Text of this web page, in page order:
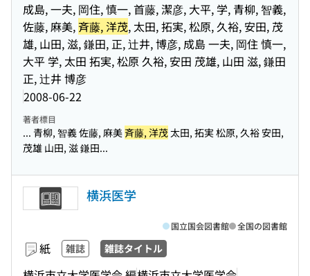
成島, 一夫, 岡住, 慎一, 首藤, 潔彦, 大平, 学, 青柳, 智義,
佐藤, 麻美, 斉藤, 洋茂, 太田, 拓実, 松原, 久裕, 安田, 茂
雄, 山田, 滋, 鎌田, 正, 辻井, 博彦, 成島 一夫, 岡住 慎一,
大平 学, 太田 拓実, 松原 久裕, 安田 茂雄, 山田 滋, 鎌田
正, 辻井 博彦
2008-06-22
著者標目
... 青柳, 智義 佐藤, 麻美斉藤, 洋茂太田, 拓実 松原, 久裕 安田,
茂雄 山田, 滋 鎌田...
横浜医学
紙 雑誌 雑誌タイトル
国立国会図書館 全国の図書館